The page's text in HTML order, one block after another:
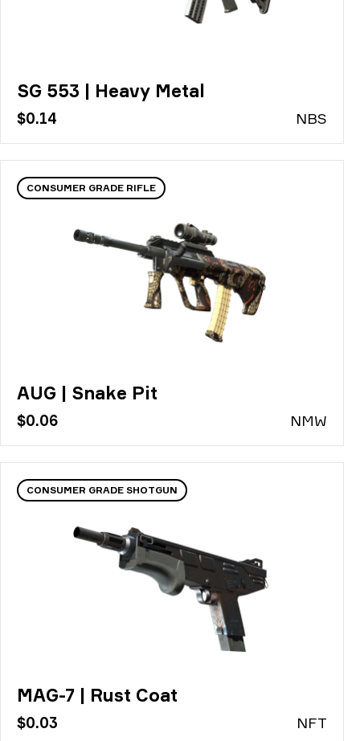
SG 553 | Heavy Metal
$0.14 NBS
CONSUMER GRADE RIFLE
AUG | Snake Pit
$0.06 NMW
CONSUMER GRADE SHOTGUN
MAG-7 | Rust Coat
$0.03 NFT